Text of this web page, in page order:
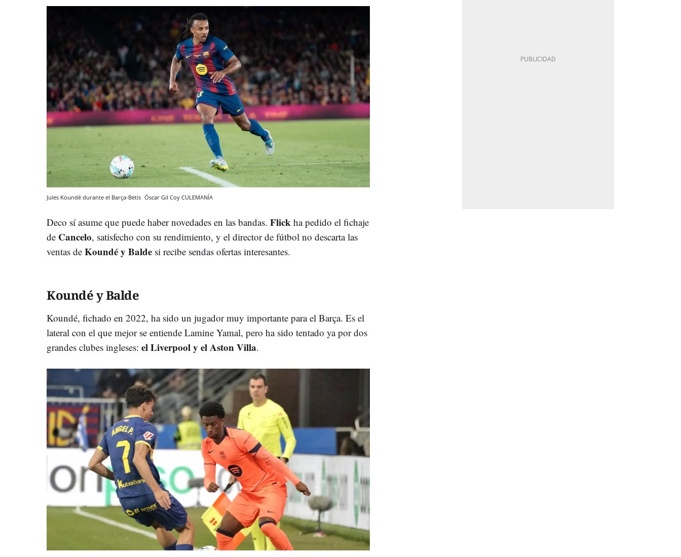
Jules Koundé durante el Barça-Betis Óscar Gil Coy CULEMANÍA
Deco sí asume que puede haber novedades en las bandas. Flick ha pedido el fichaje
de Cancelo, satisfecho con su rendimiento, y el director de fútbol no descarta las
ventas de Koundé y Balde si recibe sendas ofertas interesantes.
Koundé y Balde
Koundé, fichado en 2022, ha sido un jugador muy importante para el Barça. Es el
lateral con el que mejor se entiende Lamine Yamal, pero ha sido tentado ya por dos
grandes clubes ingleses: el Liverpool y el Aston Villa.